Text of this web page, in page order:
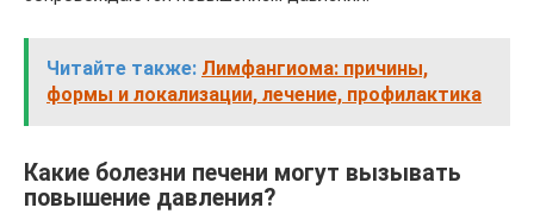
Читайте также: Лимфангиома: причины,
формы и локализации, лечение, профилактика
Какие болезни печени могут вызывать
повышение давления?